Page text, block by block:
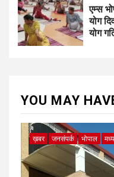
एम्स
योग
योग
YOU MAY
ख़बर जनसंपर्क भोपाल